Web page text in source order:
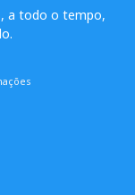
a todo o tempo,